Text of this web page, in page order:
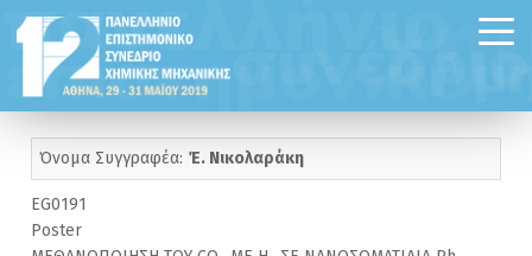
Όνομα Συγγραφέα: Έ. Νικολαράκη
EG0191
Poster